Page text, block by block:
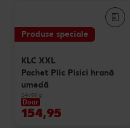
Produse speciale
KLC XXL
Pachet Plic Pisici hrană
umedă
24x100 g
Doar
154,95